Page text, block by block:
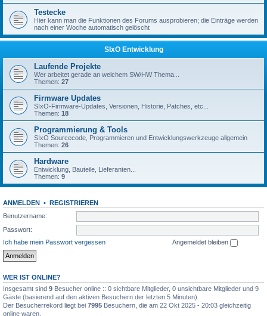
Testecke
Hier kann man die Funktionen des Forums ausprobieren; die Einträge werden
nach einer Woche automatisch gelöscht
SIxO Entwicklung
Laufende Projekte
Wer arbeitet gerade an welchem SW/HW Thema...
Themen: 27
Firmware Updates
SIxO-Firmware-Updates, Versionen, Historie, Patches, etc...
Themen: 18
Programmierung & Tools
SIxO Sourcecode, Programmieren und Entwicklungswerkzeuge allgemein
Themen: 26
Hardware
Entwicklung, Bauteile, Lieferanten...
Themen: 9
ANMELDEN • REGISTRIEREN
Benutzername:
Passwort:
Ich habe mein Passwort vergessen
Angemeldet bleiben
WER IST ONLINE?
Insgesamt sind 9 Besucher online :: 0 sichtbare Mitglieder, 0 unsichtbare Mitglieder und 9
Gäste (basierend auf den aktiven Besuchern der letzten 5 Minuten)
Der Besucherrekord liegt bei 7995 Besuchern, die am 22 Okt 2025 - 20:03 gleichzeitig
online waren.